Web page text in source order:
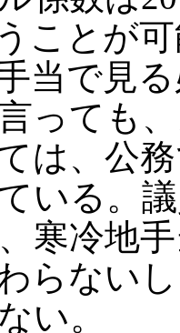
ことが
当で見
っても
は、公
いる。
寒冷地
らない
い。